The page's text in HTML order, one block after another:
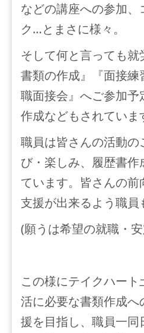
などの講座への参加
ク…とまさに様々。
そして何と言っても
書類の作成』『面接
職面接会』へご参加
作成などもされていま
職員は皆さんの活動
び・楽しみ、履歴書
ています。皆さんの
支援が出来るよう職員
(願うは希望の就職・
この様にテイクハー
活に必要な書類作成
援を目指し、職員一